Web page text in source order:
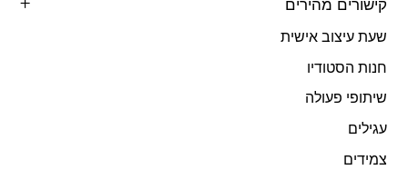
שעת עיצוב אישית
חנות הסטודיו
שיתופי פעולה
עגילים
צמידים